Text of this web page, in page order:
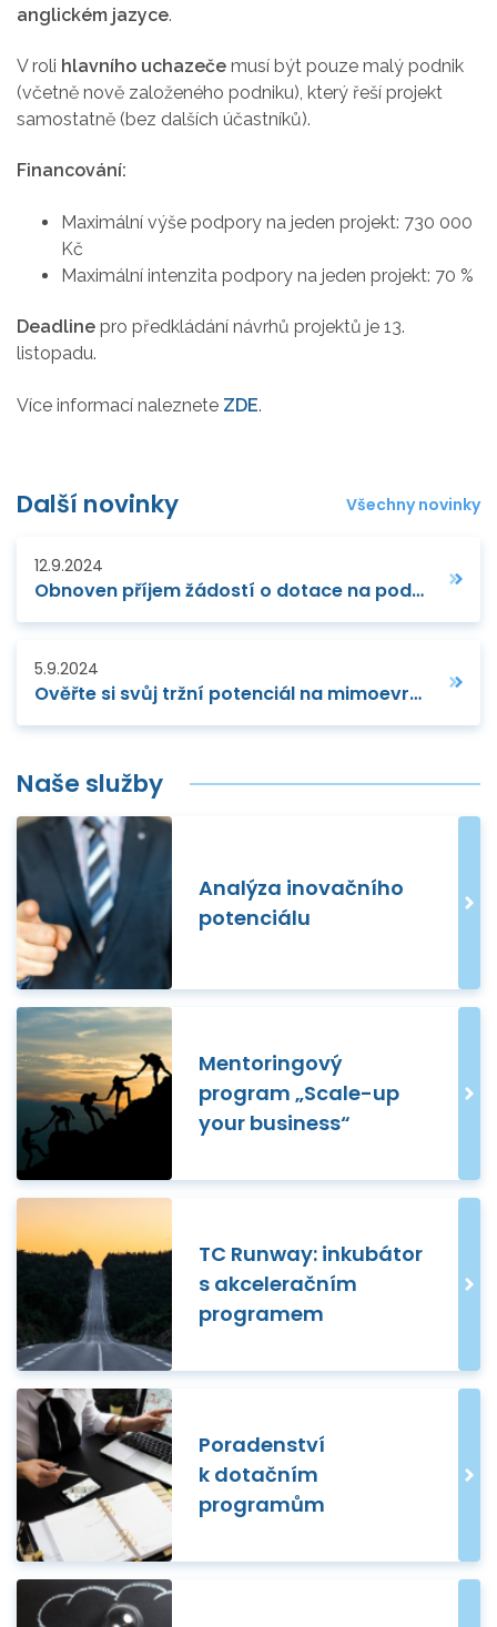
anglickém jazyce.
V roli hlavního uchazeče musí být pouze malý podnik
(včetně nově založeného podniku), který řeší projekt
samostatně (bez dalších účastníků).
Financování:
Maximální výše podpory na jeden projekt: 730 000
Kč
Maximální intenzita podpory na jeden projekt: 70 %
Deadline pro předkládání návrhů projektů je 13.
listopadu.
Více informací naleznete ZDE.
Další novinky Všechny novinky
12.9.2024
Obnoven příjem žádostí o dotace na podporu IPR pro MSP
5.9.2024
Ověřte si svůj tržní potenciál na mimoevropských trzích
Naše služby
Analýza inovačního
potenciálu
Mentoringový
program „Scale-up
your business“
TC Runway: inkubátor
s akceleračním
programem
Poradenství
k dotačním
programům